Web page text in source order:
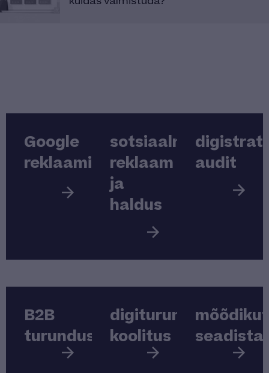
Google
reklaamid
sotsiaalmeedia
reklaam
ja
haldus
audit
B2B
turundus
digiturunduse
koolitus